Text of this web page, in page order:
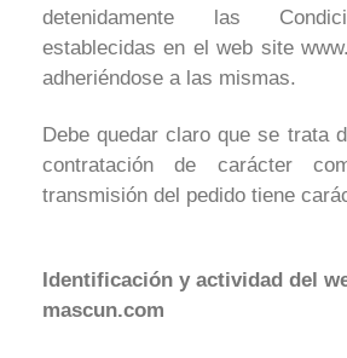
detenidamente las
establecidas en el web site
adheriéndose a las mismas.
Debe quedar claro que se trata
contratación de carácter
transmisión del pedido tiene
Identificación y actividad del
mascun.com